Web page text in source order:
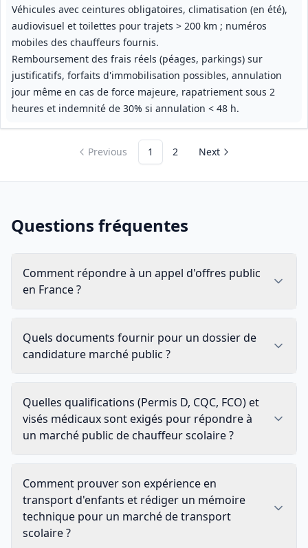
Véhicules avec ceintures obligatoires, climatisation (en été),
audiovisuel et toilettes pour trajets > 200 km ; numéros
mobiles des chauffeurs fournis.
Remboursement des frais réels (péages, parkings) sur
justificatifs, forfaits d'immobilisation possibles, annulation
jour même en cas de force majeure, rapatriement sous 2
heures et indemnité de 30% si annulation < 48 h.
Previous 1 2 Next
Questions fréquentes
Comment répondre à un appel d'offres public
en France ?
Quels documents fournir pour un dossier de
candidature marché public ?
Quelles qualifications (Permis D, CQC, FCO) et
visés médicaux sont exigés pour répondre à
un marché public de chauffeur scolaire ?
Comment prouver son expérience en
transport d'enfants et rédiger un mémoire
technique pour un marché de transport
scolaire ?